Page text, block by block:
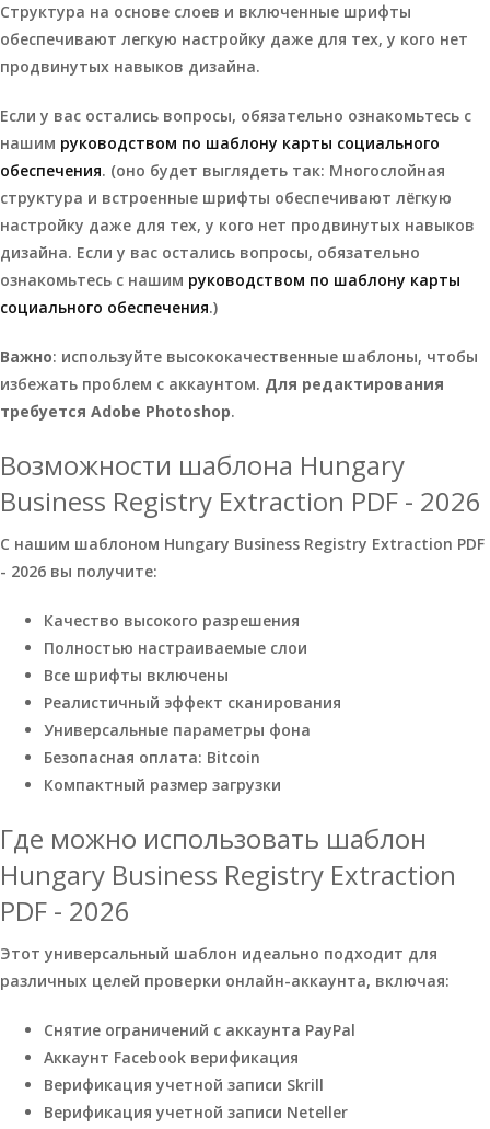
Структура на основе слоев и включенные шрифты
обеспечивают легкую настройку даже для тех, у кого нет
продвинутых навыков дизайна.
Если у вас остались вопросы, обязательно ознакомьтесь с
нашим руководством по шаблону карты социального
обеспечения. (оно будет выглядеть так: Многослойная
структура и встроенные шрифты обеспечивают лёгкую
настройку даже для тех, у кого нет продвинутых навыков
дизайна. Если у вас остались вопросы, обязательно
ознакомьтесь с нашим руководством по шаблону карты
социального обеспечения.)
Важно: используйте высококачественные шаблоны, чтобы
избежать проблем с аккаунтом. Для редактирования
требуется Adobe Photoshop.
Возможности шаблона Hungary
Business Registry Extraction PDF - 2026
С нашим шаблоном Hungary Business Registry Extraction PDF
- 2026 вы получите:
Качество высокого разрешения
Полностью настраиваемые слои
Все шрифты включены
Реалистичный эффект сканирования
Универсальные параметры фона
Безопасная оплата: Bitcoin
Компактный размер загрузки
Где можно использовать шаблон
Hungary Business Registry Extraction
PDF - 2026
Этот универсальный шаблон идеально подходит для
различных целей проверки онлайн-аккаунта, включая:
Снятие ограничений с аккаунта PayPal
Аккаунт Facebook верификация
Верификация учетной записи Skrill
Верификация учетной записи Neteller